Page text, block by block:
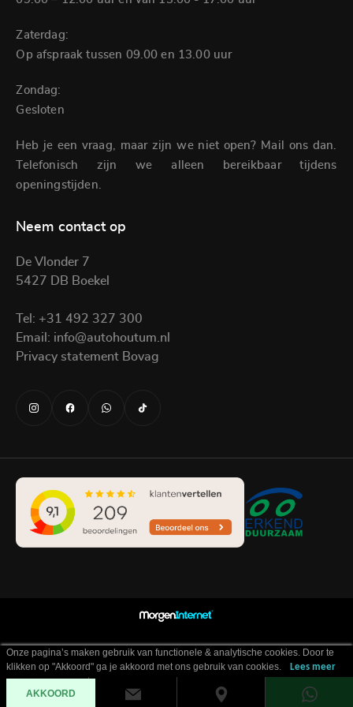
Zaterdag:
Op afspraak tussen 09.00 en 13.00 uur
Zondag:
Gesloten
Heb je een vraag, maar zijn we niet open? Mail ons dan.
Telefonisch zijn we alleen bereikbaar tijdens
openingstijden.
Neem contact op
De Vlonder 7
5427 DB Boekel
Tel: +31 492 327 300
Email: info@autohoutum.nl
Privacy statement Bovag
Onze pagina’s maken gebruik van functionele & analytische cookies. Door te
klikken op "Akkoord" ga je akkoord met ons gebruik van cookies.
Lees meer
AKKOORD